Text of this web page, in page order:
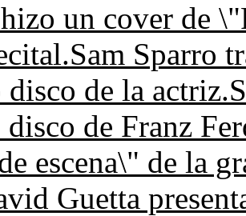
un cover de
Sam Sparro
disco de la actriz.
de Franz
escena\" de la
Guetta